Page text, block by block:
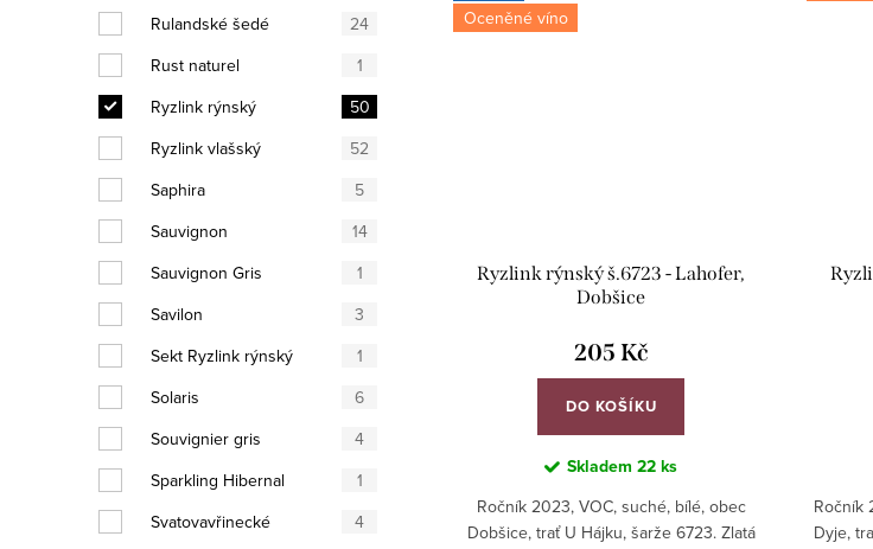
Rulandské šedé
24
Rust naturel
1
Ryzlink rýnský
50
Ryzlink vlašský
52
Saphira
5
Sauvignon
14
Sauvignon Gris
1
Savilon
3
Sekt Ryzlink rýnský
1
Solaris
6
Souvignier gris
4
Sparkling Hibernal
1
Svatovavřinecké
4
Oceněné víno
Ryzlink rýnský š.6723 - Lahofer,
Dobšice
205 Kč
DO KOŠÍKU
Skladem22 ks
Ročník 2023, VOC, suché, bílé, obec
Dobšice, trať U Hájku, šarže 6723. Zlatá
Ročník
Dyje,